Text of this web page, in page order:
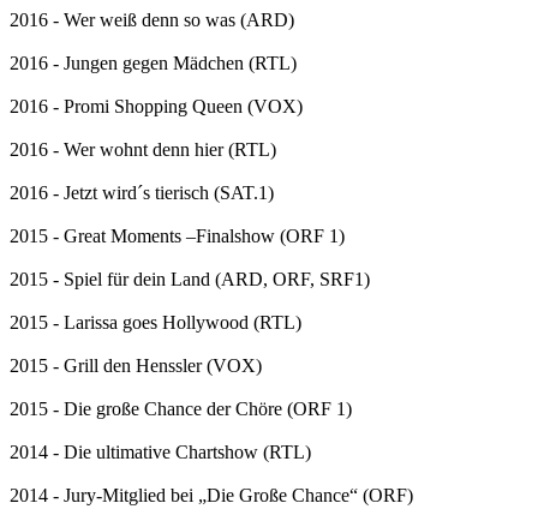
2016 - Wer weiß denn so was (ARD)
2016 - Jungen gegen Mädchen (RTL)
2016 - Promi Shopping Queen (VOX)
2016 - Wer wohnt denn hier (RTL)
2016 - Jetzt wird´s tierisch (SAT.1)
2015 - Great Moments –Finalshow (ORF 1)
2015 - Spiel für dein Land (ARD, ORF, SRF1)
2015 - Larissa goes Hollywood (RTL)
2015 - Grill den Henssler (VOX)
2015 - Die große Chance der Chöre (ORF 1)
2014 - Die ultimative Chartshow (RTL)
2014 - Jury-Mitglied bei „Die Große Chance“ (ORF)